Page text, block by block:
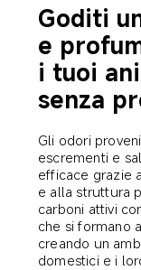
Goditi
e
i tuoi
senza
Gli odori
escrementi e
efficace grazie
e alla struttura
carboni attivi
che si formano
creando un
domestici e i